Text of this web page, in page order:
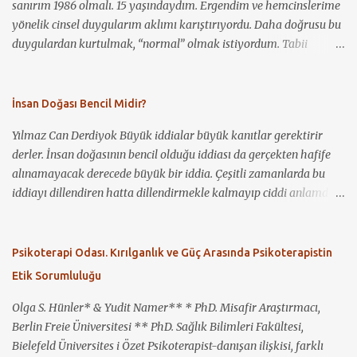
sanırım 1986 olmalı. 15 yaşındaydım. Ergendim ve hemcinslerime
yönelik cinsel duygularım aklımı karıştırıyordu. Daha doğrusu bu
duygulardan kurtulmak, “normal” olmak istiyordum. Tabii
oynuyordu. Bunun üzerine annem, o dönem kendisinin de
gitmemi önerdi, fakat ben kabul etmedim. “Ben deli değilim”
dedim. Daha sonra durum iyice çıkışsız gözükmüş olacak ki kabul
ettim ve önce özel bir klinikte, daha sonra zaman zaman
Cerrahpaşa Hastanesi’nde, sonrasında da muayenehanesinde,
terapistin ve uzmanın olduğu gibi, eşcinsellik konusunda
önyargıları vardı. Bunu da şuradan çıkarıyorum; hiçbir zaman
İnsan Doğası Bencil Midir?
Yılmaz Can Derdiyok Büyük iddialar büyük kanıtlar gerektirir
derler. İnsan doğasının bencil olduğu iddiası da gerçekten hafife
alınamayacak derecede büyük bir iddia. Çeşitli zamanlarda bu
iddiayı dillendiren hatta dillendirmekle kalmayıp ciddi anlamda
bencillikten kaynaklandığını ileri sürüyor: Sözgelimi; savaşlar,
yıkımlar, felaketler, taciz ve tecavüzler, eşitsizlikler sözde insan
yaşıyoruz. Yakın tarihimize baktığımızda savaşları, yıkımları,
çevre felaketlerini hatırlıyor olmak çok da zor olmasa gerek.
Özellikle gençler arasında insanın bencilliği meselesinin oldukça
Psikoterapi Odası. Kırılganlık ve Güç Arasında Psikoterapistin
Etik Sorumluluğu
Olga S. Hünler* & Yudit Namer** * PhD. Misafir Araştırmacı,
Berlin Freie Üniversitesi ** PhD. Sağlık Bilimleri Fakültesi,
Bielefeld Üniversites i Özet Psikoterapist-danışan ilişkisi, farklı